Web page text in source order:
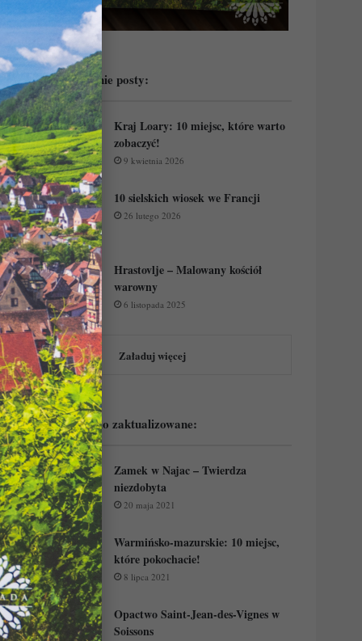
Przeczytaj ostatnie posty:
Kraj Loary: 10 miejsc, które warto
zobaczyć!
9 kwietnia 2026
10 sielskich wiosek we Francji
26 lutego 2026
Hrastovlje – Malowany kościół
warowny
6 listopada 2025
Załaduj więcej
Podejrzyj ostatnio zaktualizowane:
Zamek w Najac – Twierdza
niezdobyta
20 maja 2021
Warmińsko-mazurskie: 10 miejsc,
które pokochacie!
8 lipca 2021
Opactwo Saint-Jean-des-Vignes w
Soissons